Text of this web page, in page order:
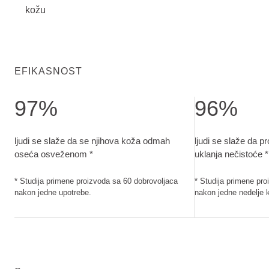
kožu
EFIKASNOST
97%
ljudi se slaže da se njihova koža odmah
oseća osveženom *
* Studija primene proizvoda sa 60 dobrovoljaca
nakon jedne upotrebe.
96%
ljudi se slaže da
uklanja nečistoće *
* Studija primene
nakon jedne nedelje